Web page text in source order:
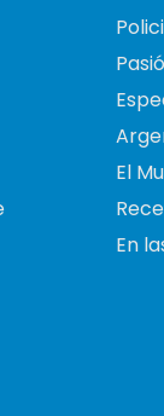
El
En